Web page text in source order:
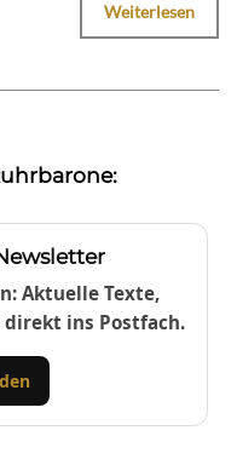
Weiterlesen
Aktuelle Texte,
ins Postfach.